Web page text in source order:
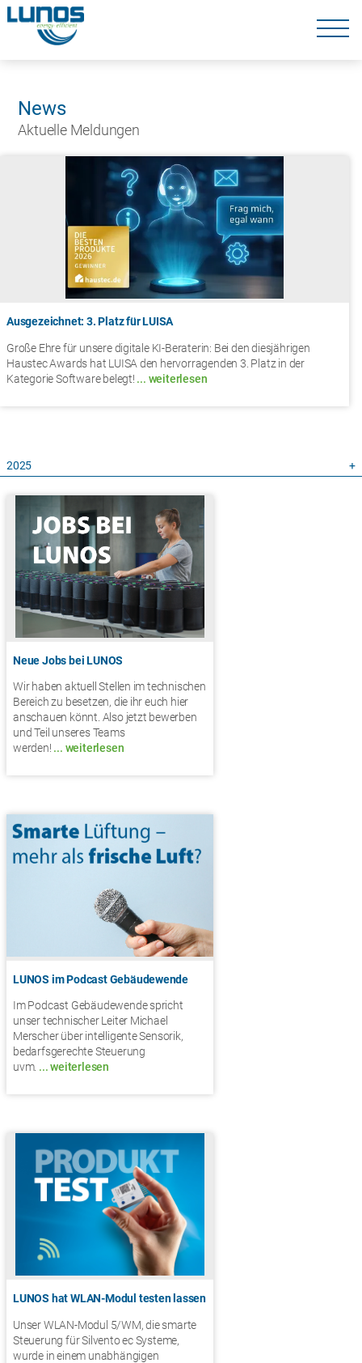
Navigation
überspringen
Navigation
News
Aktuelle Meldungen
Ausgezeichnet: 3. Platz für LUISA
Große Ehre für unsere digitale KI-Beraterin: Bei den diesjährigen
Haustec Awards hat LUISA den hervorragenden 3. Platz in der
Kategorie Software belegt! ... weiterlesen
2025
Neue Jobs bei LUNOS
Wir haben aktuell Stellen im technischen
Bereich zu besetzen, die ihr euch hier
anschauen könnt. Also jetzt bewerben
und Teil unseres Teams
werden! ... weiterlesen
LUNOS im Podcast Gebäudewende
Im Podcast Gebäudewende spricht
unser technischer Leiter Michael
Merscher über intelligente Sensorik,
bedarfsgerechte Steuerung
uvm. ... weiterlesen
LUNOS hat WLAN-Modul testen lassen
Unser WLAN-Modul 5/WM, die smarte
Steuerung für Silvento ec Systeme,
wurde in einem unabhängigen